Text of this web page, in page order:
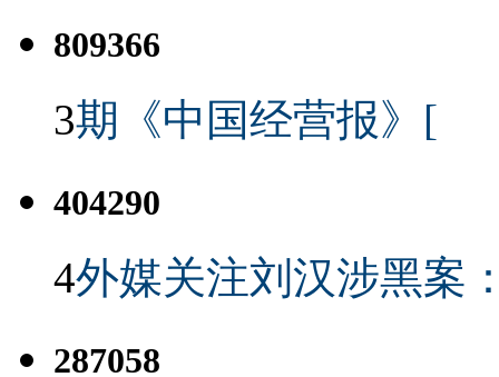
809366
3期《中国经营报》[
404290
4外媒关注刘汉涉黑案
287058